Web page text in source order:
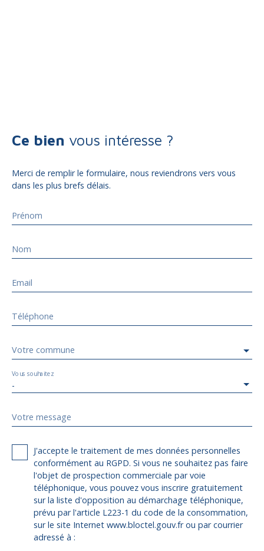
Ce bien vous intéresse ?
Merci de remplir le formulaire, nous reviendrons vers vous
dans les plus brefs délais.
Prénom
Nom
Email
Téléphone
Votre commune
-
Vous souhaitez
Votre message
J'accepte le traitement de mes données personnelles
conformément au RGPD. Si vous ne souhaitez pas faire
l'objet de prospection commerciale par voie
téléphonique, vous pouvez vous inscrire gratuitement
sur la liste d'opposition au démarchage téléphonique,
prévu par l'article L223-1 du code de la consommation,
sur le site Internet www.bloctel.gouv.fr ou par courrier
adressé à :